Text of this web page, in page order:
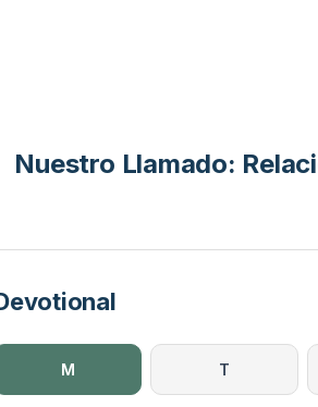
Nuestro Llamado:
M T